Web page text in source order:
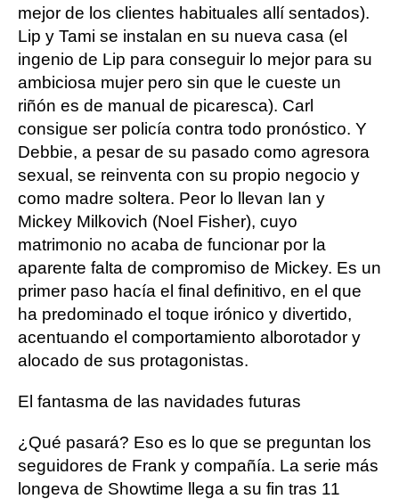
mejor de los clientes habituales allí sentados).
Lip y Tami se instalan en su nueva casa (el
ingenio de Lip para conseguir lo mejor para su
ambiciosa mujer pero sin que le cueste un
riñón es de manual de picaresca). Carl
consigue ser policía contra todo pronóstico. Y
Debbie, a pesar de su pasado como agresora
sexual, se reinventa con su propio negocio y
como madre soltera. Peor lo llevan Ian y
Mickey Milkovich (Noel Fisher), cuyo
matrimonio no acaba de funcionar por la
aparente falta de compromiso de Mickey. Es un
primer paso hacía el final definitivo, en el que
ha predominado el toque irónico y divertido,
acentuando el comportamiento alborotador y
alocado de sus protagonistas.
El fantasma de las navidades futuras
¿Qué pasará? Eso es lo que se preguntan los
seguidores de Frank y compañía. La serie más
longeva de Showtime llega a su fin tras 11